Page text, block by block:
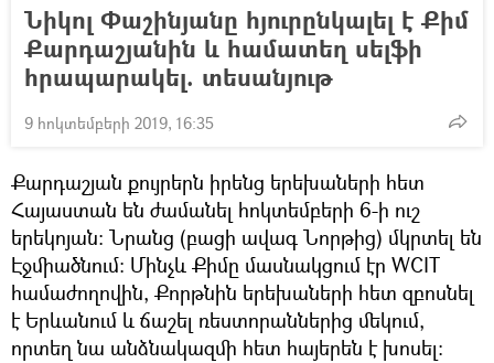
Նիկոլ Փաշինյանը հյուրընկալել է Քիմ
Քարդաշյանին և համատեղ սելֆի
հրապարակել. տեսանյութ
9 հոկտեմբերի 2019, 16:35
Քարդաշյան քույրերն իրենց երեխաների հետ
Հայաստան են ժամանել հոկտեմբերի 6-ի ուշ
երեկոյան։ Նրանց (բացի ավագ Նորթից) մկրտել են
Էջմիածնում։ Մինչև Քիմը մասնակցում էր WCIT
համաժողովին, Քորթնին երեխաների հետ զբոսնել
է Երևանում և ճաշել ռեստորաններից մեկում,
որտեղ նա անձնակազմի հետ հայերեն է խոսել։